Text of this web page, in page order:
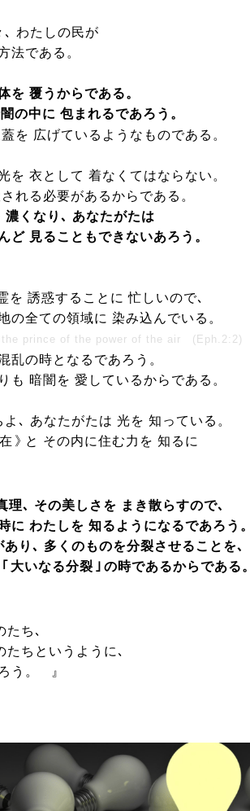
､ わたしの民が
法である。
を 覆うからである。
の中に 包まれるであろう。
を 広げているようなものである。
を 衣として 着なくてはならない。
れる必要があるからである。
くなり､ あなたがたは
ど 見ることもできないあろう。
を 誘惑することに 忙しいので､
の全ての領域に 染み込んでいる。
the prince of the power of the air (Eph.2:2)
乱の時となるであろう。
も 暗闇を 愛しているからである。
､ あなたがたは 光を 知っている。
》と その内に住む力を 知るに
理､ その美しさを まき散らすので､
に わたしを 知るようになるであろう。
り､ 多くのものを分裂させることを､
｢ 大いなる分裂 ｣ の時であるからである。
たち､
たちというように､
う。
』